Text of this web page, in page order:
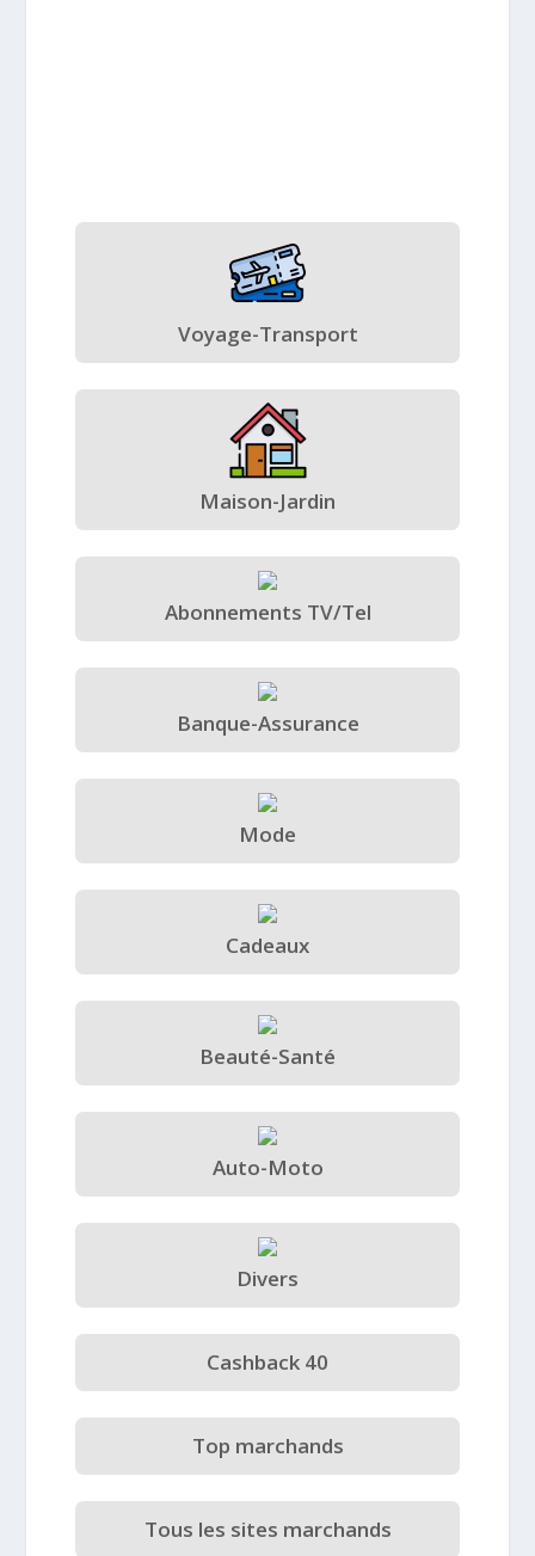
Voyage-Transport
Maison-Jardin
Abonnements TV/Tel
Banque-Assurance
Mode
Cadeaux
Beauté-Santé
Auto-Moto
Divers
Cashback 40
Top marchands
Tous les sites marchands